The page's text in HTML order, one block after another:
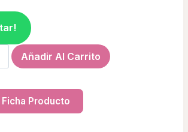
Añadir Al Carrito
Producto